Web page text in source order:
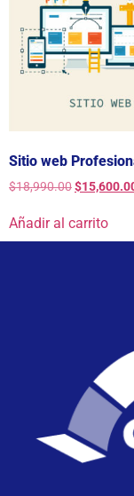
Sitio web
$18,990.00$
Añadir al carrito